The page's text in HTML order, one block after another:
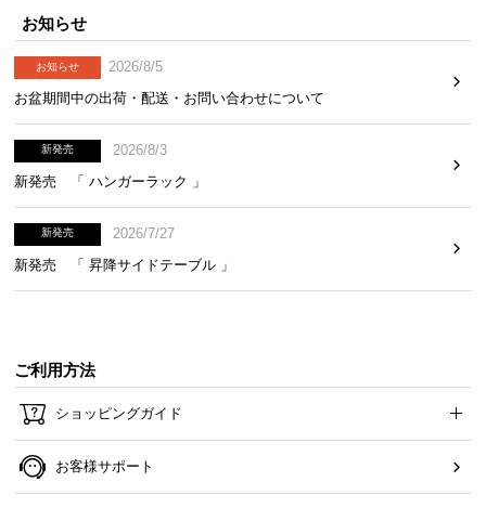
お知らせ
お知らせ
2026/8/5
お盆期間中の出荷・配送・お問い合わせについて
新発売
2026/8/3
新発売 「 ハンガーラック 」
新発売
2026/7/27
新発売 「 昇降サイドテーブル 」
ご利用方法
ショッピングガイド
お客様サポート